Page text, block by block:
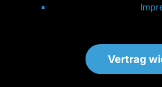
Vertrag